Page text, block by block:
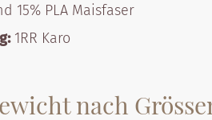
15% PLA Maisfaser
1RR Karo
nach